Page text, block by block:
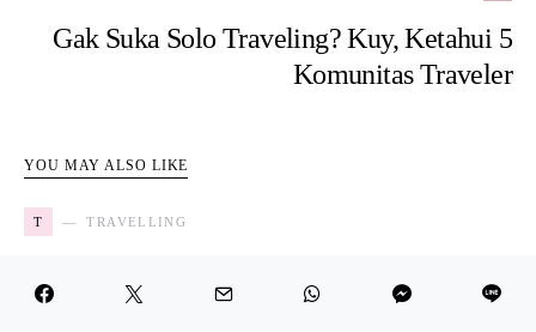
Gak Suka Solo Traveling? Kuy, Ketahui 5
Komunitas Traveler
YOU MAY ALSO LIKE
T TRAVELLING